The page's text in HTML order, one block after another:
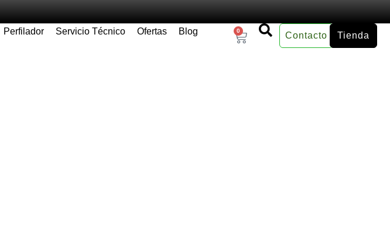
Perfilador Servicio Técnico Ofertas Blog 0 Contacto Tienda
Equipos